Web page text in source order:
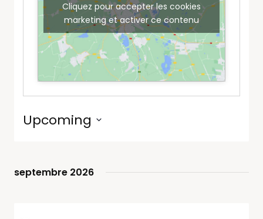
Cliquez pour accepter les cookies
marketing et activer ce contenu
Upcoming
septembre 2026